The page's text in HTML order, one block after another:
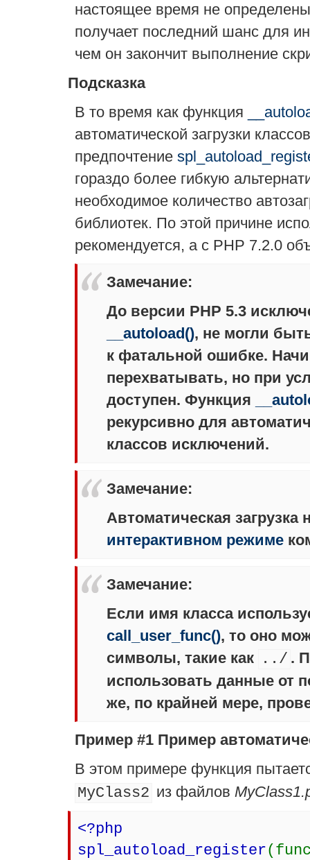
настоящее время не
получает последний шанс для
чем он закончит выполнение
Подсказка
В то время как функция
автоматической загрузки
предпочтение
гораздо более гибкую
необходимое количество
библиотек. По этой причине
рекомендуется, а c PHP 7.2.0
Замечание:
До версии PHP 5.3
__autoload(), не могли
к фатальной ошибке.
перехватывать, но при
доступен. Функция
рекурсивно для
классов исключений.
Замечание:
Автоматическая
интерактивном режиме
Замечание:
Если имя класса
call_user_func(), то оно
символы, такие как ../ .
использовать данные от
же, по крайней мере,
Пример #1 Пример
В этом примере функция
MyClass2 из файлов
<?php
spl_autoload_register